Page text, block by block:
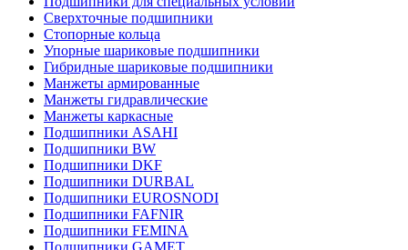
Сверхточные подшипники
Стопорные кольца
Упорные шариковые подшипники
Гибридные шариковые подшипники
Манжеты армированные
Манжеты гидравлические
Манжеты каркасные
Подшипники ASAHI
Подшипники BW
Подшипники DKF
Подшипники DURBAL
Подшипники EUROSNODI
Подшипники FAFNIR
Подшипники FEMINA
Подшипники GAMET